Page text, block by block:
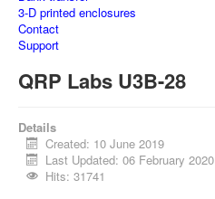
3-D printed enclosures
Contact
Support
QRP Labs U3B-28
Details
Created: 10 June 2019
Last Updated: 06 February 2020
Hits: 31741